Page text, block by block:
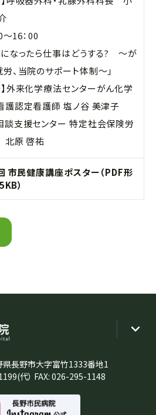
～16：00
になったら仕事はどうする? ～が
労、当院のサポート体制～」
】外来化学療法センターがん化学
護認定看護師 塩ノ谷 美津子
談支援センター 特定社会保険労
原 啓祐
市民健康講座ポスター（PDF形
）
長野市大字富竹1333番地1
(代） FAX: 026-295-1148